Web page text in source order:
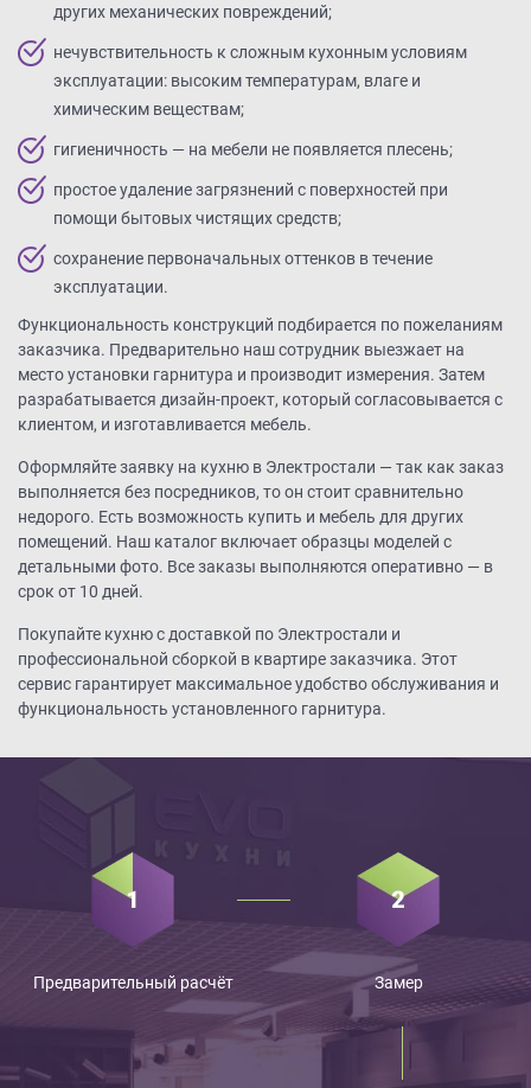
других механических повреждений;
нечувствительность к сложным кухонным условиям
эксплуатации: высоким температурам, влаге и
химическим веществам;
гигиеничность — на мебели не появляется плесень;
простое удаление загрязнений с поверхностей при
помощи бытовых чистящих средств;
сохранение первоначальных оттенков в течение
эксплуатации.
Функциональность конструкций подбирается по пожеланиям
заказчика. Предварительно наш сотрудник выезжает на
место установки гарнитура и производит измерения. Затем
разрабатывается дизайн-проект, который согласовывается с
клиентом, и изготавливается мебель.
Оформляйте заявку на кухню в Электростали — так как заказ
выполняется без посредников, то он стоит сравнительно
недорого. Есть возможность купить и мебель для других
помещений. Наш каталог включает образцы моделей с
детальными фото. Все заказы выполняются оперативно — в
срок от 10 дней.
Покупайте кухню с доставкой по Электростали и
профессиональной сборкой в квартире заказчика. Этот
сервис гарантирует максимальное удобство обслуживания и
функциональность установленного гарнитура.
Предварительный расчёт Замер